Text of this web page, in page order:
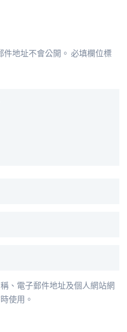
地址不會公開。 必填欄位標
、電子郵件地址及個人網站網
使用。